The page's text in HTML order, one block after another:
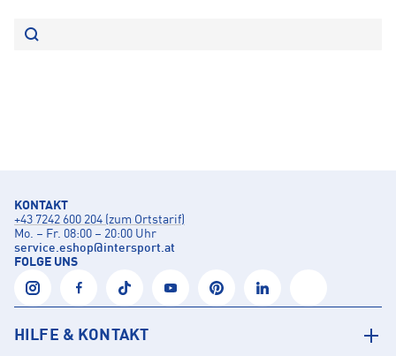
KONTAKT
+43 7242 600 204 (zum Ortstarif)
Mo. – Fr. 08:00 – 20:00 Uhr
service.eshop@intersport.at
FOLGE UNS
HILFE & KONTAKT